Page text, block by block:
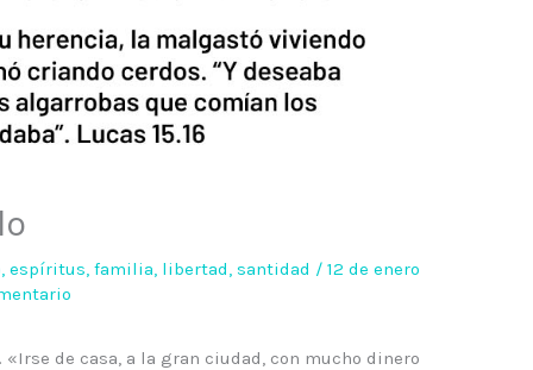
,espíritus,familia, libertad,santidad /12 de enero
de casa, a la gran ciudad, con mucho dinero